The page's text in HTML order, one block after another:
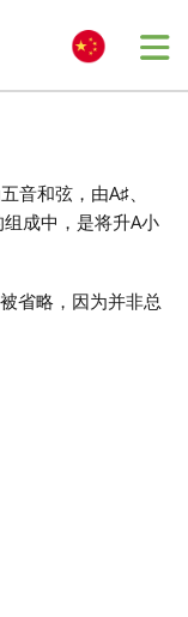
音和弦，由A♯、
成中，是将升A小
省略，因为并非总